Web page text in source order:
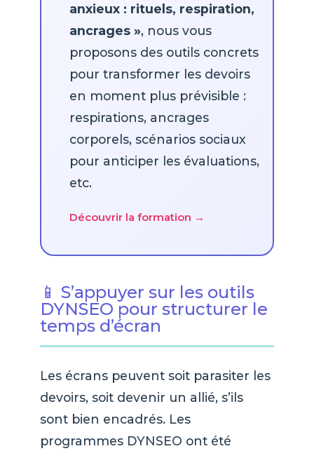
anxieux : rituels, respiration,
ancrages », nous vous
proposons des outils concrets
pour transformer les devoirs
en moment plus prévisible :
respirations, ancrages
corporels, scénarios sociaux
pour anticiper les évaluations,
etc.
Découvrir la formation →
📱 S’appuyer sur les outils
DYNSEO pour structurer le
temps d’écran
Les écrans peuvent soit parasiter les
devoirs, soit devenir un allié, s’ils
sont bien encadrés. Les
programmes DYNSEO ont été